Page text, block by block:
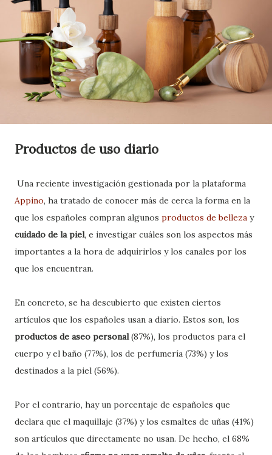
Productos de uso diario
Una reciente investigación gestionada por la plataforma
Appino, ha tratado de conocer más de cerca la forma en la
que los españoles compran algunos productos de belleza y
cuidado de la piel, e investigar cuáles son los aspectos más
importantes a la hora de adquirirlos y los canales por los
que los encuentran.
En concreto, se ha descubierto que existen ciertos
artículos que los españoles usan a diario. Estos son, los
productos de aseo personal(87%), los productos para el
cuerpo y el baño (77%), los de perfumería (73%) y los
destinados a la piel (56%).
Por el contrario, hay un porcentaje de españoles que
declara que el maquillaje (37%) y los esmaltes de uñas (41%)
son artículos que directamente no usan. De hecho, el 68%